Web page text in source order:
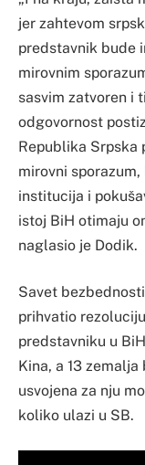
jer zahtevom
predstavnik bude
mirovnim
sasvim zatvoren i
odgovornost
Republika Srpska
mirovni
institucija i
istoj BiH otimaju
naglasio je Dodik.
Savet
prihvatio
predstavniku u
Kina, a 13
usvojena za nju
koliko ulazi u SB.